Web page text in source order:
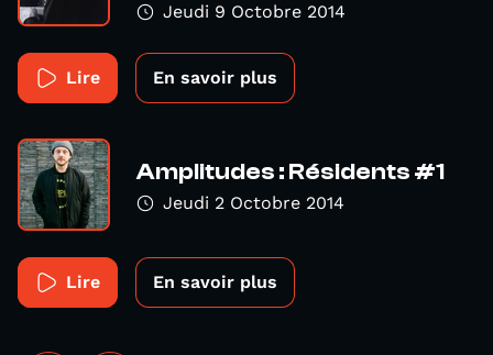
Jeudi 9 Octobre 2014
Lire En savoir plus
Amplitudes : Résidents #1
Jeudi 2 Octobre 2014
Lire En savoir plus